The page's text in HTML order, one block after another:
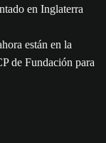
en Inglaterra
están en la
de Fundación para